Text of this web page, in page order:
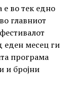
ќе
песни,
– Вагите
Нивната
ниво,
е во тек едно
главниот
еден месец ги
програма
и бројни